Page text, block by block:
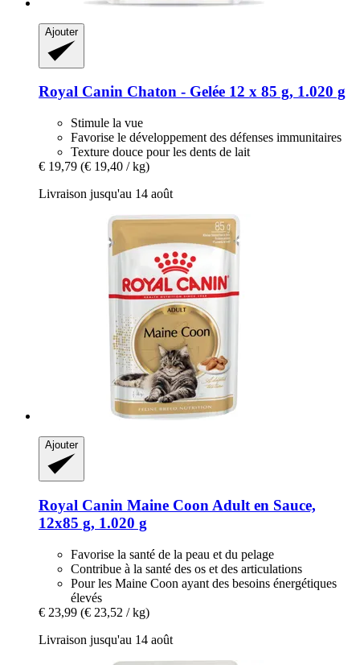
Ajouter
Royal Canin Chaton -​ Gelée 12 x 85 g, 1.020 g
Stimule la vue
Favorise le développement des défenses immunitaires
Texture douce pour les dents de lait
€ 19,79 (€ 19,40 / kg)
Livraison jusqu'au 14 août
Ajouter
Royal Canin Maine Coon Adult en Sauce,
12x85 g, 1.020 g
Favorise la santé de la peau et du pelage
Contribue à la santé des os et des articulations
Pour les Maine Coon ayant des besoins énergétiques
élevés
€ 23,99 (€ 23,52 / kg)
Livraison jusqu'au 14 août